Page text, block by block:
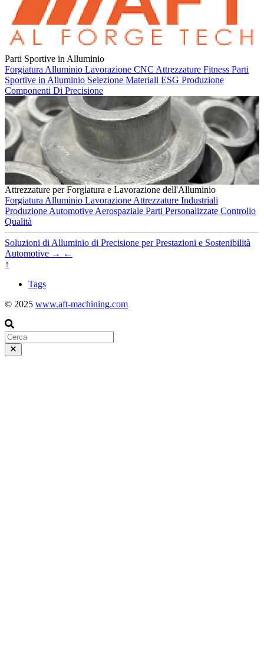
Parti Sportive in Alluminio
Forgiatura Alluminio Lavorazione CNC Attrezzature Fitness Parti
Sportive in Alluminio Selezione Materiali ESG Produzione
Componenti Di Precisione
Attrezzature per Forgiatura e Lavorazione dell'Alluminio
Forgiatura Alluminio Lavorazione Attrezzature Industriali
Produzione Automotive Aerospaziale Parti Personalizzate Controllo
Qualità
Soluzioni di Alluminio di Precisione per Prestazioni e Sostenibilità
Automotive → ←
↑
Tags
© 2025 www.aft-machining.com